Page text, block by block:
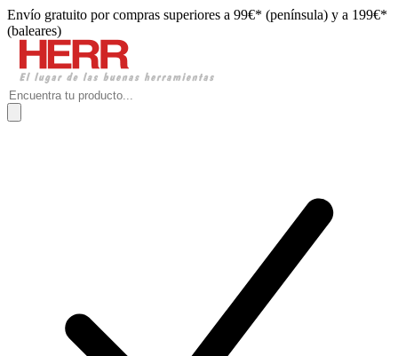
Envío gratuito por compras superiores a 99€* (península) y a 199€*
(baleares)